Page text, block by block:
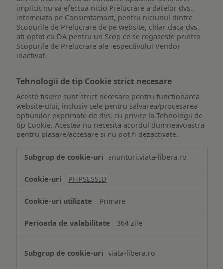
implicit nu va efectua nicio Prelucrare a datelor dvs.,
intemeiata pe Consimtamant, pentru niciunul dintre
Scopurile de Prelucrare de pe website, chiar daca dvs.
ati optat cu DA pentru un Scop ce se regaseste printre
Scopurile de Prelucrare ale respectivului Vendor
inactivat.
Tehnologii de tip Cookie strict necesare
Aceste fisiere sunt strict necesare pentru functionarea
website-ului, inclusiv cele pentru salvarea/procesarea
optiunilor exprimate de dvs. cu privire la Tehnologii de
tip Cookie. Acestea nu necesita acordul dumneavoastra
pentru plasare/accesare si nu pot fi dezactivate.
de
Cookie
necesare
anunturi.viata-libera.ro
PHPSESSID
Primare
364 zile
viata-libera.ro